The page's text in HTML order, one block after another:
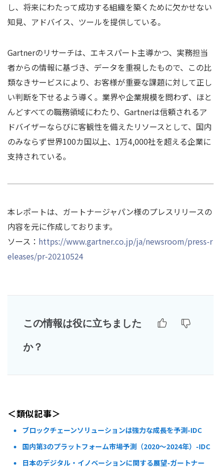
し、将来にわたって成功する組織を築くために欠かせない
知見、アドバイス、ツールを提供している。
Gartnerのリサーチは、エキスパート主導かつ、実務担当
者からの情報に基づき、データを重視したもので、この比
類なきサービスにより、お客様が重要な課題に対して正し
い判断を下せるよう導く。業界や企業規模を問わず、ほと
んどすべての職務領域にわたり、Gartnerは信頼されるア
ドバイザーならびに客観性を備えたリソースとして、国内
のみならず世界100カ国以上、1万4,000社を超える企業に
支持されている。
本レポートは、ガートナージャパン様のプレスリリースの
内容を元に作成しております。
ソース： https://www.gartner.co.jp/ja/newsroom/press-r
eleases/pr-20210524
この情報は役に立ちました
か？
＜類似記事＞
ブロックチェーンソリューションは強力な成長を予測-IDC
国内第3のプラットフォーム市場予測（2020～2024年）-IDC
日本のデジタル・イノベーションに関する展望-ガートナー